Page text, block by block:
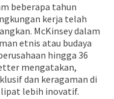
beberapa tahun
kerja telah
McKinsey dalam
etnis atau budaya
hingga 36
mengatakan,
dan keragaman di
lebih inovatif.